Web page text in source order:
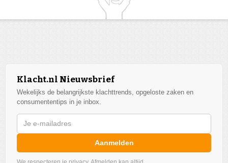
Klacht.nl Nieuwsbrief
Wekelijks de belangrijkste klachttrends, opgeloste zaken en
consumententips in je inbox.
Aanmelden